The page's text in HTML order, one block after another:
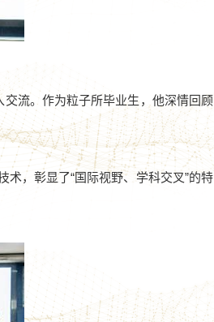
流。作为粒子所毕业生，他深情回顾
，彰显了“国际视野、学科交叉”的特